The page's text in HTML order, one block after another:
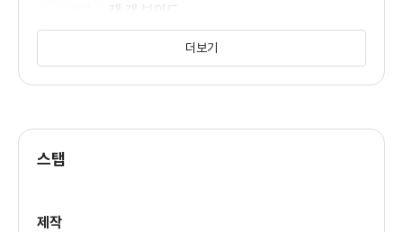
잰 갠 보이드
(코니 웡)
더보기
스탭
제작